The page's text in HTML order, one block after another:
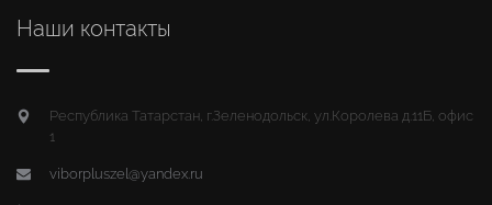
Наши контакты
Республика Татарстан, г.Зеленодольск, ул.Королева д.11Б, офис
1
viborpluszel@yandex.ru